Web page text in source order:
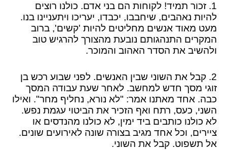
1. זכור תמיד! לקוחות הם בני אדם. כולנו רוצים
להיות נאהבים, שיחבבו, יכבדו, יעריכו ויתעניינו בנו.
מעט מאוד אנשים מחליטים להיות 'קשים', ברוב
המקרים התנהגותם נובעת מהצורך להרגיש טוב
ולהשיב את הסדר האהוב והמוכר.
2. קבל את השוני שבין האנשים. לפני שבוע רכש בן
זוגי מסך חדש למחשב. לאחר שעת עבודה המסך
כבה. אחד מאתנו אמר: "לא נורא, נחליף מחר". ואילו
השני, כעס, רתח ואף הזכיר את הביטוי עגמת נפש.
לא כולנו כותבים ביד ימין, לא כולנו מהנדסים או
ציירים, וכל אחד מגיב בצורה שונה לאירועים שונים.
אל תשפוט. קבל את השוני.